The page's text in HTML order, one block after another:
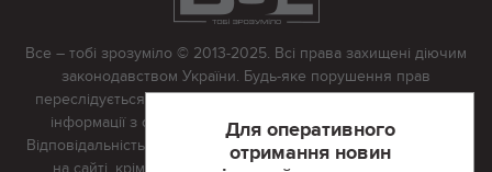
Для оперативного
отримання новин
Все – тобі зрозуміло © 2013-2025. Всі права захищені діючим
законодавством України. Будь-яке порушення прав
переслідується в судовому порядку. Будь-яке відтворення
інформації з сайту тільки з письмово дозволу редакції.
Відповідальність за достовірність усіх матеріалів, розміщених
на сайті, крім матеріалів, які містять посилання на інші